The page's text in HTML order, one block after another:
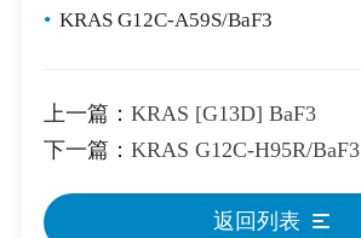
• KRAS G12C-A59S/BaF3
上一篇： KRAS [G13D] BaF3
下一篇： KRAS G12C-H95R/BaF3
返回列表